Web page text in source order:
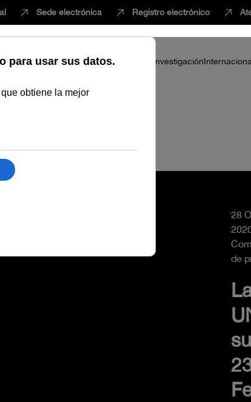
Sede electrónica Registro electrónico
Vida universitariaProfesorado Investigación
28
de